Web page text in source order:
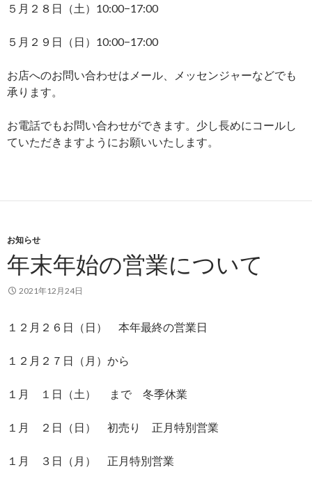
５月２８日（土）10:00−17:00
５月２９日（日）10:00−17:00
お店へのお問い合わせはメール、メッセンジャーなどでも
承ります。
お電話でもお問い合わせができます。少し長めにコールし
ていただきますようにお願いいたします。
お知らせ
年末年始の営業について
2021年12月24日
１２月２６日（日） 本年最終の営業日
１２月２７日（月）から
１月 １日（土） まで 冬季休業
１月 ２日（日） 初売り 正月特別営業
１月 ３日（月） 正月特別営業